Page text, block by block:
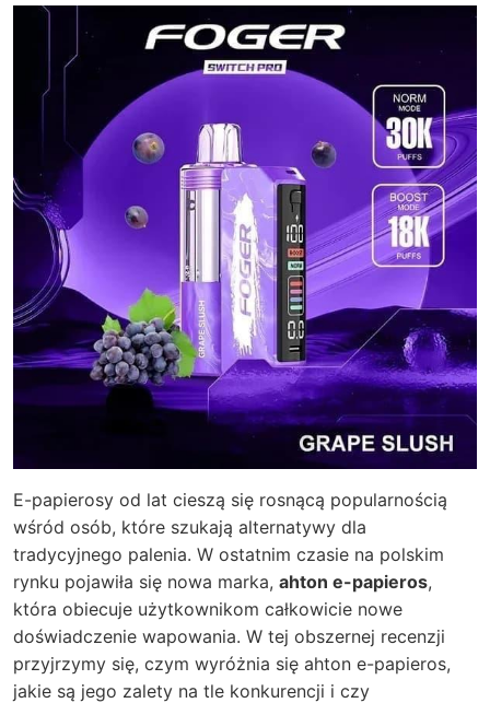
E-papierosy od lat cieszą się rosnącą popularnością
wśród osób, które szukają alternatywy dla
tradycyjnego palenia. W ostatnim czasie na polskim
rynku pojawiła się nowa marka, ahton e-papieros,
która obiecuje użytkownikom całkowicie nowe
doświadczenie wapowania. W tej obszernej recenzji
przyjrzymy się, czym wyróżnia się ahton e-papieros,
jakie są jego zalety na tle konkurencji i czy